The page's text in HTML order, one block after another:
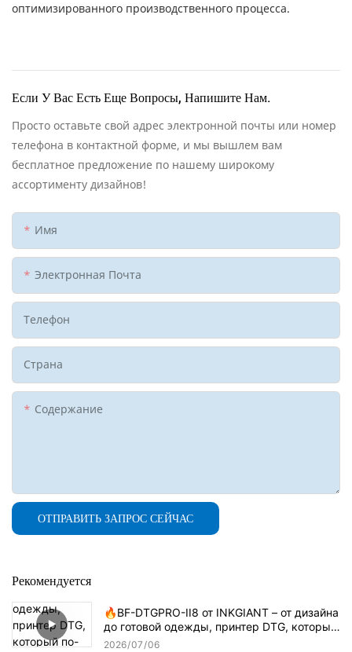
оптимизированного производственного процесса.
Если У Вас Есть Еще Вопросы, Напишите Нам.
Просто оставьте свой адрес электронной почты или номер
телефона в контактной форме, и мы вышлем вам
бесплатное предложение по нашему широкому
ассортименту дизайнов!
Имя
Электронная Почта
Телефон
Страна
Содержание
ОТПРАВИТЬ ЗАПРОС СЕЙЧАС
Рекомендуется
🔥BF-DTGPRO-II8 от INKGIANT – от дизайна
до готовой одежды, принтер DTG, который
по-настоящему понимает технологию
2026 07 06